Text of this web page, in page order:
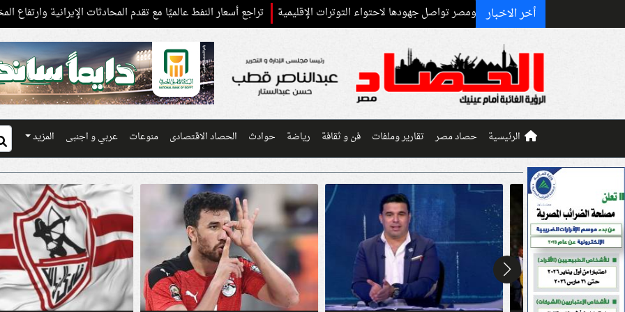
أخر الاخبار
آمن.. ومصر تواصل جهودها لاحتواء التوترات الإقليمية تراجع أسعار النفط عالميًا مع تقدم المحادثات الإيرانية وارتفاع المخزونات
الرئيسية حصاد مصر تقارير وملفات فن و ثقافة رياضة حوادث الحصاد الاقتصادى منوعات عربي و اجنبى المزيد